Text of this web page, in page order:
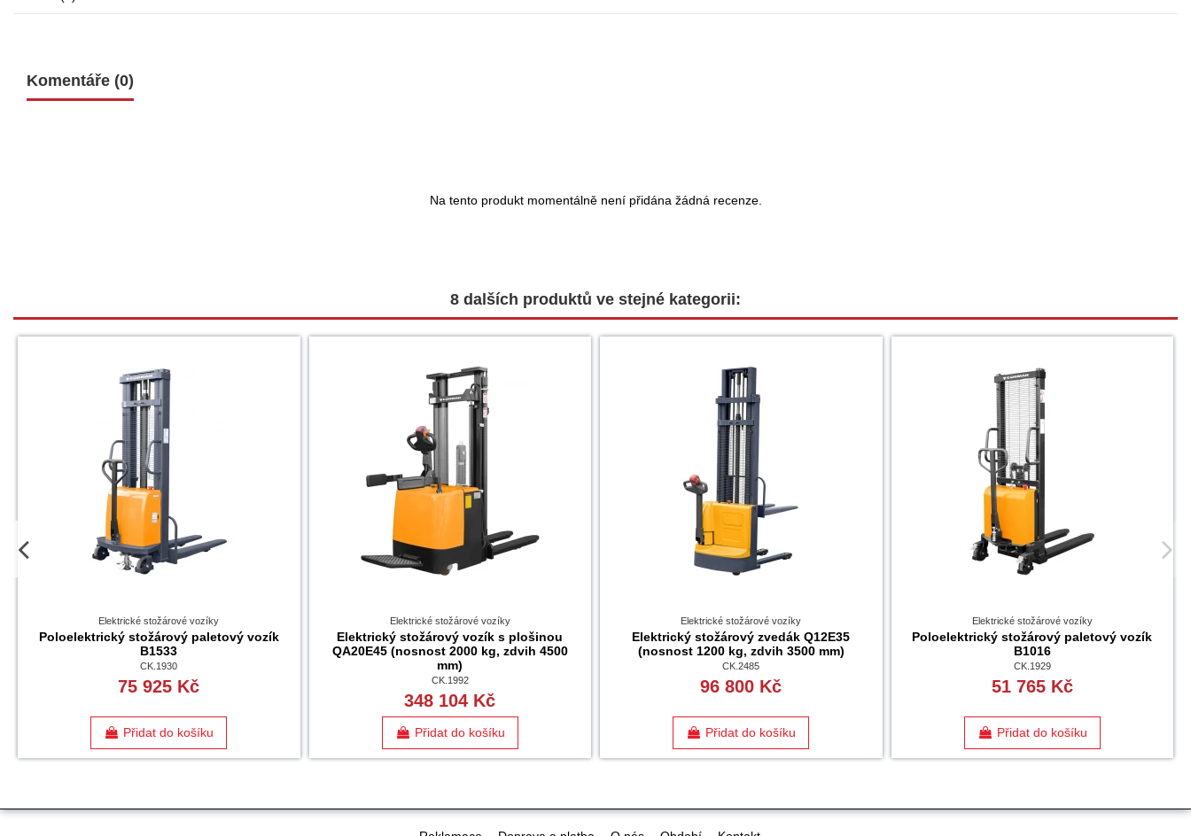
Komentáře (0)
Na tento produkt momentálně není přidána žádná recenze.
8 dalších produktů ve stejné kategorii:
Elektrické stožárové vozíky
Poloelektrický stožárový paletový vozík
B1533
CK.1930
75 925 Kč
Přidat do košíku
Elektrické stožárové vozíky
Elektrický stožárový vozík s plošinou
QA20E45 (nosnost 2000 kg, zdvih 4500
mm)
CK.1992
348 104 Kč
Přidat do košíku
Elektrické stožárové vozíky
Elektrický stožárový zvedák Q12E35
(nosnost 1200 kg, zdvih 3500 mm)
CK.2485
96 800 Kč
Přidat do košíku
Elektrické stožárové vozíky
Poloelektrický stožárový paletový vozík
B1016
CK.1929
51 765 Kč
Přidat do košíku